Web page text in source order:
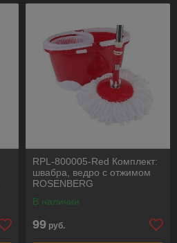
RPL-800005-Red Комплект:
швабра, ведро с отжимом
ROSENBERG
В наличии
99 руб.